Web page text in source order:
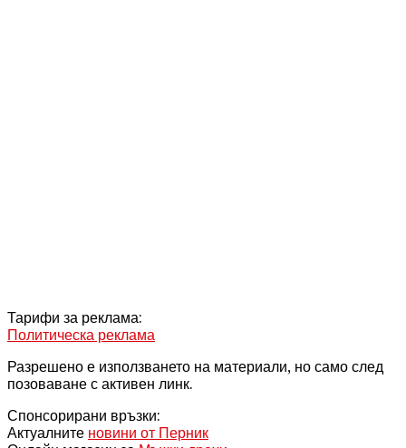
Тарифи за реклама:
Политическа реклама
Разрешено е използването на материали, но само след
позоваване с активен линк.
Спонсорирани връзки:
Актуалните новини от Перник